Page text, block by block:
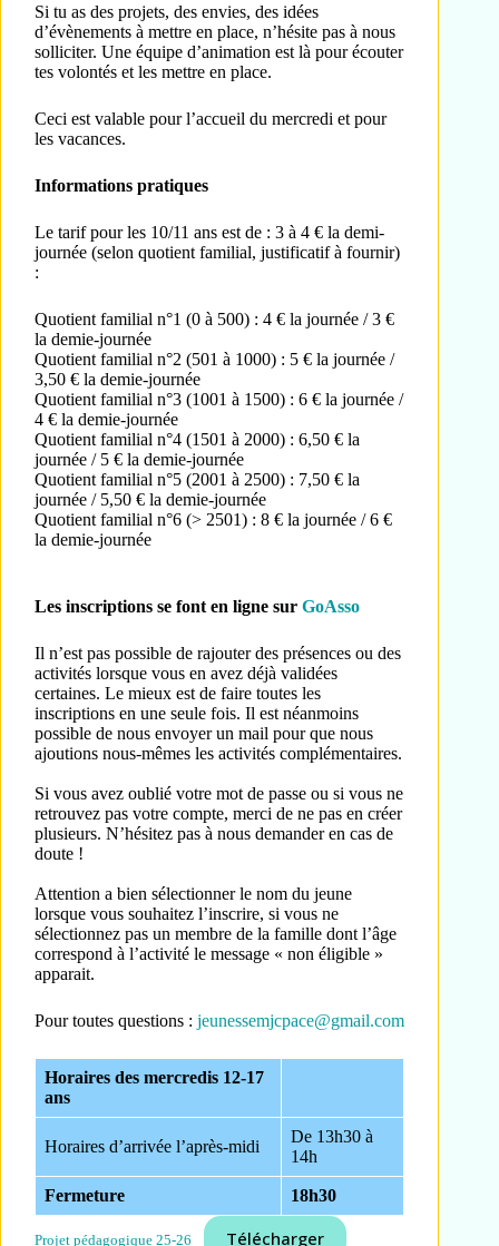
Si tu as des projets, des envies, des idées
d’évènements à mettre en place, n’hésite pas à nous
solliciter. Une équipe d’animation est là pour écouter
tes volontés et les mettre en place.
Ceci est valable pour l’accueil du mercredi et pour
les vacances.
Informations pratiques
Le tarif pour les 10/11 ans est de : 3 à 4 € la demi-
journée (selon quotient familial, justificatif à fournir)
:
Quotient familial n°1 (0 à 500) : 4 € la journée / 3 €
la demie-journée
Quotient familial n°2 (501 à 1000) : 5 € la journée /
3,50 € la demie-journée
Quotient familial n°3 (1001 à 1500) : 6 € la journée /
4 € la demie-journée
Quotient familial n°4 (1501 à 2000) : 6,50 € la
journée / 5 € la demie-journée
Quotient familial n°5 (2001 à 2500) : 7,50 € la
journée / 5,50 € la demie-journée
Quotient familial n°6 (> 2501) : 8 € la journée / 6 €
la demie-journée
Les inscriptions se font en ligne sur GoAsso
Il n’est pas possible de rajouter des présences ou des
activités lorsque vous en avez déjà validées
certaines. Le mieux est de faire toutes les
inscriptions en une seule fois. Il est néanmoins
possible de nous envoyer un mail pour que nous
ajoutions nous-mêmes les activités complémentaires.
Si vous avez oublié votre mot de passe ou si vous ne
retrouvez pas votre compte, merci de ne pas en créer
plusieurs. N’hésitez pas à nous demander en cas de
doute !
Attention a bien sélectionner le nom du jeune
lorsque vous souhaitez l’inscrire, si vous ne
sélectionnez pas un membre de la famille dont l’âge
correspond à l’activité le message « non éligible »
apparait.
Pour toutes questions : jeunessemjcpace@gmail.com
Horaires des mercredis 12-17
ans
Horaires d’arrivée l’après-midi
De 13h30 à
14h
Fermeture 18h30
Projet pédagogique 25-26 Télécharger